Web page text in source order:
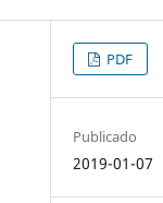
PDF
Publicado
2019-01-07